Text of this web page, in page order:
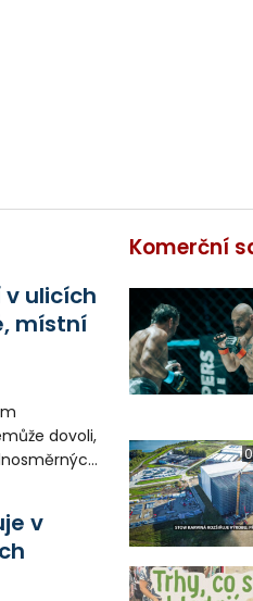
ulicích
místní
dovoli,
petici.
v
Komerční